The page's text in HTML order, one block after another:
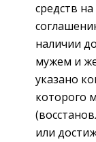
средств
наличии
мужем и
указано
которого
или